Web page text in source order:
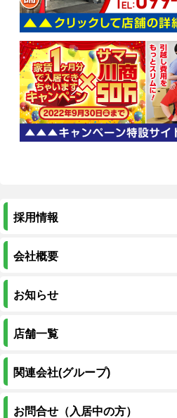
採用情報
会社概要
お知らせ
店舗一覧
関連会社(グループ)
お問合せ（入居中の方）